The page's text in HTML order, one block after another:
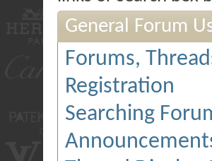
General Forum
Forums,
Registration
Searching